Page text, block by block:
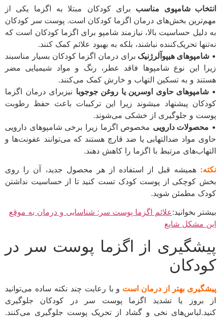
شامپوی مناسببرای کودکان مبتلا به اگزما یکی از
مهم‌ترین بخش‌های درمان اگزما کودکان است. پوست سر کودکان
به دلیل حساسیت بالا، نیازمند شامپو برای اگزما کودکان است که
نه‌تنها تحریک‌کننده نباشند، بلکه به بهبود علائم کمک کنند.
•شامپوهای هیپوآلرژنیکبرای درمان اگزما کودکان بسیار مناسبند
زیرا این نوع شامپوها فاقد عطر، رنگ و مواد شیمیایی مضر
هستند و به تسکین التهاب و خارش کمک می‌کنند.
شامپوهای حاوی اوسرین یا روغن جوجوبانیزبرای درمان اگزما
کودکان پیشنهاد میشوند زیرا این ترکیبات باعث حفظ رطوبت
پوست و جلوگیری از خشکی می‌شوند.
•محصولات داروییمخصوص اگزما زیرا برخی شامپوهای دارویی
حاوی مواد ضدالتهابی یا ضد قارچ هستند که می‌توانند عفونت‌ها و
التهاب‌های مرتبط با اگزما را کاهش دهند.
نکته:همیشه قبل از استفاده از هر محصول جدید، آن را روی
بخش کوچکی از پوست کودک تست کنید تا از حساسیت نداشتن
کودک مطمئن شوید.
بیشتر بخوانید:علائم اگزما پوست سر: شناسایی و درمان به موقع
این مشکل شایع
پیشگیری از اگزما پوست سر در
کودکان
بهتر از درمان است و با رعایت چند نکته ساده می‌توانید
از بروز یا تشدید اگزما پوست سر در کودکان جلوگیری
کنید.لباس‌های نخی و گشاد از تحریک پوست جلوگیری می‌کنند.